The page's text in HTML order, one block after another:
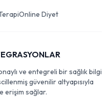
Online Diyet
ve entegreli bir sağlık bilgi
güvenilir altyapısıyla
erişim sağlar.